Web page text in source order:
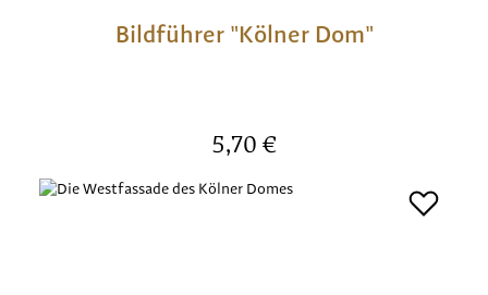
Bildführer "Kölner Dom"
Regulärer Preis:
5,70 €